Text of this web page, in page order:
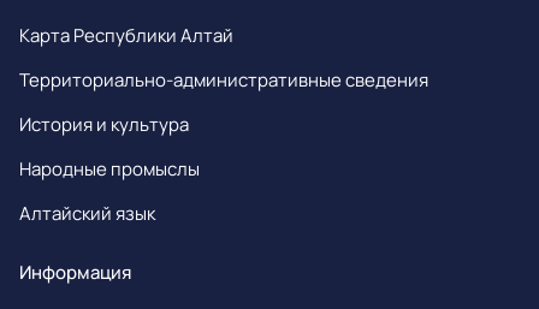
Карта Республики Алтай
Территориально-административные сведения
История и культура
Народные промыслы
Алтайский язык
Информация